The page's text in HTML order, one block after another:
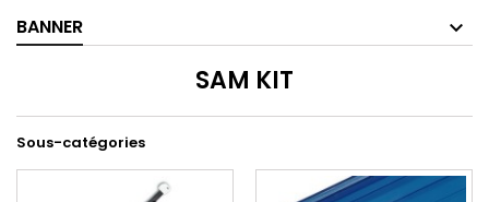
BANNER
SAM KIT
Sous-catégories